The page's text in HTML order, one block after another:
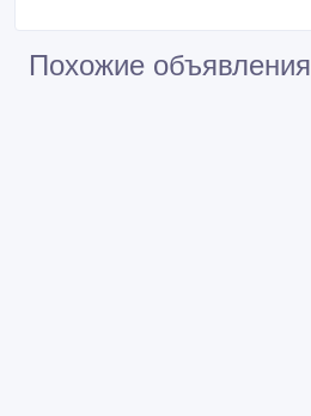
Похожие объявления